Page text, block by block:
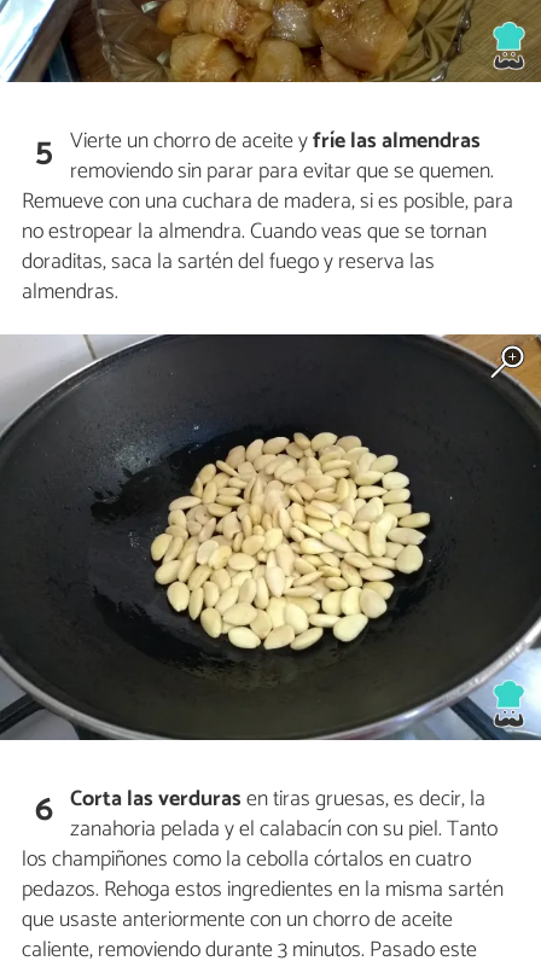
5 Vierte un chorro de aceite yfríe las almendras
removiendo sin parar para evitar que se quemen.
Remueve con una cuchara de madera, si es posible, para
no estropear la almendra. Cuando veas que se tornan
doraditas, saca la sartén del fuego y reserva las
almendras.
6 Corta las verdurasen tiras gruesas, es decir, la
zanahoria pelada y el calabacín con su piel. Tanto
los champiñones como la cebolla córtalos en cuatro
pedazos. Rehoga estos ingredientes en la misma sartén
que usaste anteriormente con un chorro de aceite
caliente, removiendo durante 3 minutos. Pasado este